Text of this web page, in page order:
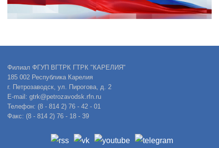
Филиал ФГУП ВГТРК ГТРК "КАРЕЛИЯ"
185 002 Республика Карелия
г. Петрозаводск, ул. Пирогова, д. 2
E-mail: gtrk@petrozavodsk.rfn.ru
Телефон: (8 - 814 2) 76 - 42 - 01
Факс: (8 - 814 2) 76 - 18 - 39